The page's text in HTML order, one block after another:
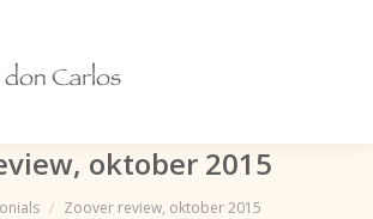
oktober 2015
Zoover review, oktober 2015